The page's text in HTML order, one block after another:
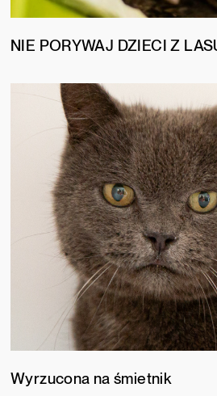
NIE PORYWAJ DZIECI Z
Wyrzucona na śmietnik